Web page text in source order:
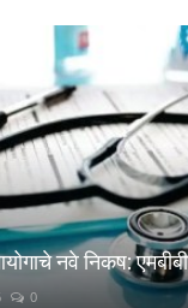
नवे निकष:
0